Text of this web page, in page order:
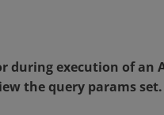
during execution of an
the query params set.